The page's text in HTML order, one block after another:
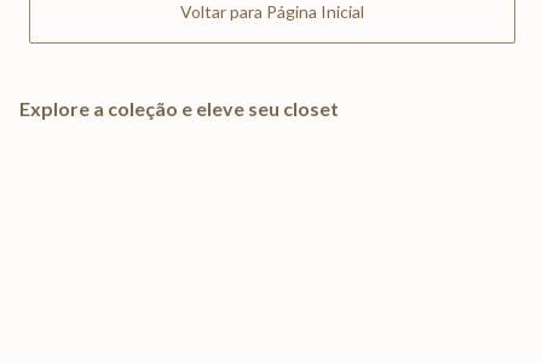
Voltar para Página Inicial
Explore a coleção e eleve seu closet